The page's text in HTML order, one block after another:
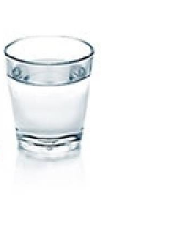
Масло с настойкой
Маска с перцовой
настойкой